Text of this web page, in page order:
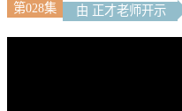
第028集 由 正才老师开示